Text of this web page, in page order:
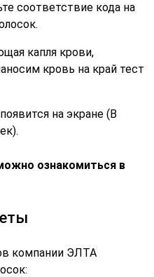
соответствие кода на
капля крови,
кровь на край тест
на экране (В
ознакомиться в
компании ЭЛТА